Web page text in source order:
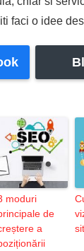
faci o idee
moduri
de
a